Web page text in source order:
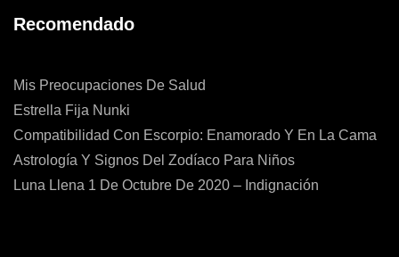
Recomendado
Mis Preocupaciones De Salud
Estrella Fija Nunki
Compatibilidad Con Escorpio: Enamorado Y En La Cama
Astrología Y Signos Del Zodíaco Para Niños
Luna Llena 1 De Octubre De 2020 – Indignación